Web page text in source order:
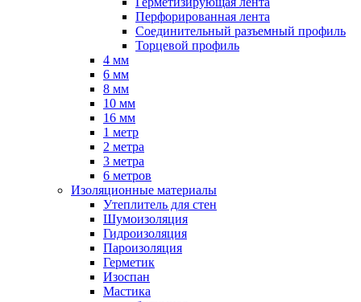
Перфорированная лента
Соединительный разъемный профиль
Торцевой профиль
4 мм
6 мм
8 мм
10 мм
16 мм
1 метр
2 метра
3 метра
6 метров
Изоляционные материалы
Утеплитель для стен
Шумоизоляция
Гидроизоляция
Пароизоляция
Герметик
Изоспан
Мастика